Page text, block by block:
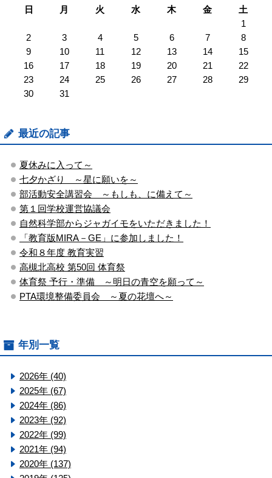
日
月 火 水 木 金
土
1
2
3 4 5 6 7
8
9
10 11 12 13 14
15
16
17 18 19 20 21
22
23
24 25 26 27 28
29
30
31
最近の記事
夏休みに入って～
七夕かざり ～星に願いを～
部活動安全講習会 ～もしも、に備えて～
第１回学校運営協議会
自然科学部からジャガイモをいただきました！
「教育版MIRA－GE」に参加しました！
令和８年度 教育実習
高槻北高校 第50回 体育祭
体育祭 予行・準備 ～明日の青空を願って～
PTA環境整備委員会 ～夏の花壇へ～
年別一覧
2026年 (40)
2025年 (67)
2024年 (86)
2023年 (92)
2022年 (99)
2021年 (94)
2020年 (137)